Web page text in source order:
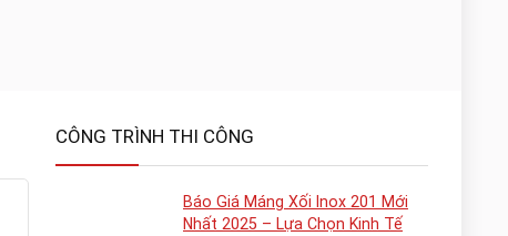
CÔNG TRÌNH THI CÔNG
Báo Giá Máng Xối Inox 201 Mới
Nhất 2025 – Lựa Chọn Kinh Tế